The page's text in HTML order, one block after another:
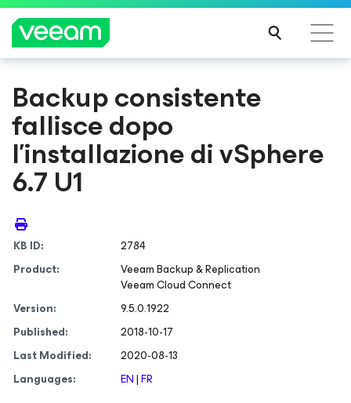
Linee guida di Veeam per i clienti interessati
dall'aggiornamento dei contenuti di CrowdStrike
PER
SAPE
RNE
DI
Backup consistente
fallisce dopo
l’installazione di vSphere
6.7 U1
KB ID:
2784
Product:
Veeam Backup & Replication
Veeam Cloud Connect
Version:
9.5.0.1922
Published:
2018-10-17
Last Modified:
2020-08-13
Languages:
EN|FR